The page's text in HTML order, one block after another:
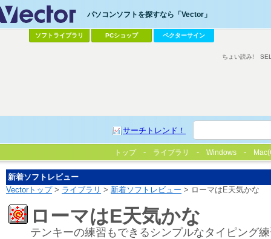
パソコンソフトを探すなら「Vector」
ソフトライブラリ PCショップ ベクターサイン
サーチトレンド！
ちょい読み!
トップ ライブラリ Windows
新着ソフトレビュー
Vectorトップ> ライブラリ > 新着ソフトレビュー > ローマはE天気かな
ローマはE天気かな
テンキーの練習もできるシンプルなタイピング